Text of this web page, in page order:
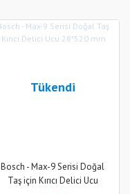
Tükendi
Bosch - Max-9 Serisi Doğal
Taş için Kırıcı Delici Ucu